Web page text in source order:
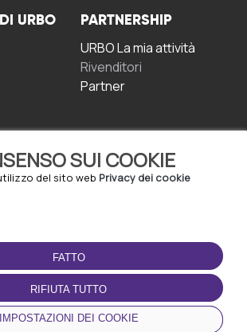
SUI COOKIE
del sito web Privacy dei cookie
FATTO
RIFIUTA TUTTO
IMPOSTAZIONI DEI COOKIE
URBO PARTNERSHIP
URBO La mia attività
Rivenditori
Partner
SCARICA L'APP